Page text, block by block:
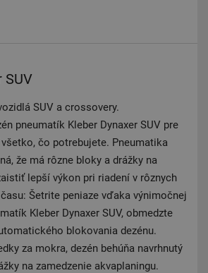
SUV
SUV a crossovery.
pneumatík Kleber Dynaxer SUV pre
čo potrebujete. Pneumatika
že má rôzne bloky a drážky na
lepší výkon pri riadení v rôznych
Šetrite peniaze vďaka výnimočnej
Kleber Dynaxer SUV, obmedzte
blokovania dezénu.
za mokra, dezén behúňa navrhnutý
na zamedzenie akvaplaningu.